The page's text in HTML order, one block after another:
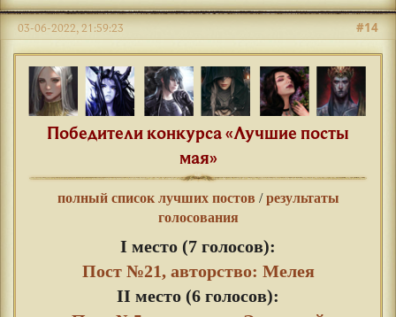
#14
03-06-2022, 21:59:23
Победители конкурса «Лучшие посты
мая»
полный список лучших постов /результаты
голосования
I место (7 голосов):
Пост №21, авторство: Мелея
II место (6 голосов):